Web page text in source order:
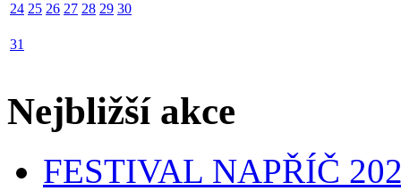
24 25 26 27 28 29 30
31
Nejbližší akce
FESTIVAL NAPŘÍČ